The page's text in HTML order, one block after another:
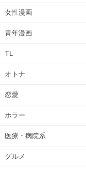
女性漫画
青年漫画
TL
オトナ
恋愛
ホラー
医療・病院系
グルメ